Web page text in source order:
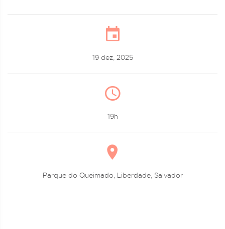
19 dez, 2025
19h
Parque do Queimado, Liberdade, Salvador